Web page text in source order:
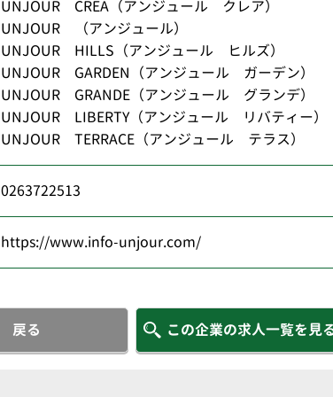
UNJOUR CREA（アンジュール クレア）
UNJOUR （アンジュール）
UNJOUR HILLS（アンジュール ヒルズ）
UNJOUR GARDEN（アンジュール ガーデン）
UNJOUR GRANDE（アンジュール グランデ）
UNJOUR LIBERTY（アンジュール リバティー）
UNJOUR TERRACE（アンジュール テラス）
0263722513
https://www.info-unjour.com/
戻る この企業の求人一覧を見